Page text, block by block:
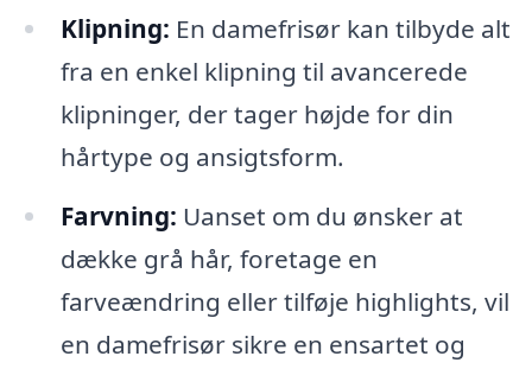
Klipning: En damefrisør kan tilbyde alt
fra en enkel klipning til avancerede
klipninger, der tager højde for din
hårtype og ansigtsform.
Farvning: Uanset om du ønsker at
dække grå hår, foretage en
farveændring eller tilføje highlights, vil
en damefrisør sikre en ensartet og